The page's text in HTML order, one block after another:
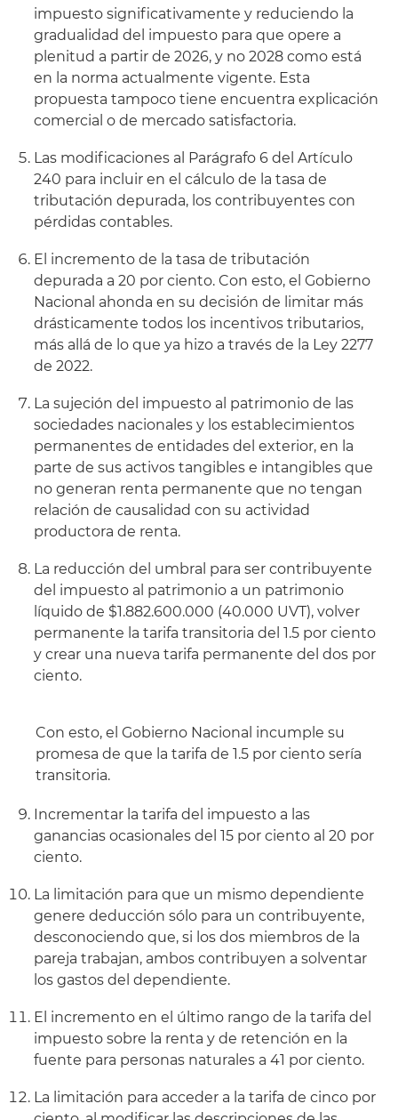
impuesto significativamente y reduciendo la
gradualidad del impuesto para que opere a
plenitud a partir de 2026, y no 2028 como está
en la norma actualmente vigente. Esta
propuesta tampoco tiene encuentra explicación
comercial o de mercado satisfactoria.
Las modificaciones al Parágrafo 6 del Artículo
240 para incluir en el cálculo de la tasa de
tributación depurada, los contribuyentes con
pérdidas contables.
El incremento de la tasa de tributación
depurada a 20 por ciento. Con esto, el Gobierno
Nacional ahonda en su decisión de limitar más
drásticamente todos los incentivos tributarios,
más allá de lo que ya hizo a través de la Ley 2277
de 2022.
La sujeción del impuesto al patrimonio de las
sociedades nacionales y los establecimientos
permanentes de entidades del exterior, en la
parte de sus activos tangibles e intangibles que
no generan renta permanente que no tengan
relación de causalidad con su actividad
productora de renta.
La reducción del umbral para ser contribuyente
del impuesto al patrimonio a un patrimonio
líquido de $1.882.600.000 (40.000 UVT), volver
permanente la tarifa transitoria del 1.5 por ciento
y crear una nueva tarifa permanente del dos por
ciento.
Con esto, el Gobierno Nacional incumple su
promesa de que la tarifa de 1.5 por ciento sería
transitoria.
Incrementar la tarifa del impuesto a las
ganancias ocasionales del 15 por ciento al 20 por
ciento.
La limitación para que un mismo dependiente
genere deducción sólo para un contribuyente,
desconociendo que, si los dos miembros de la
pareja trabajan, ambos contribuyen a solventar
los gastos del dependiente.
El incremento en el último rango de la tarifa del
impuesto sobre la renta y de retención en la
fuente para personas naturales a 41 por ciento.
La limitación para acceder a la tarifa de cinco por